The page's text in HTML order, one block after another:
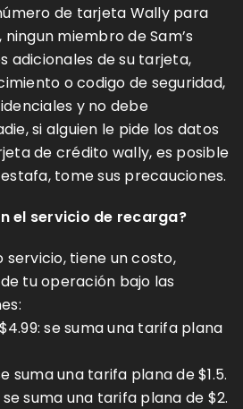
de tarjeta Wally para
miembro de Sam’s
adicionales de su tarjeta,
o codigo de seguridad,
y no debe
si alguien le pide los datos
de crédito wally, es posible
tome sus precauciones.
el servicio de recarga?
servicio, tiene un costo,
tu operación bajo las
se suma una tarifa plana
suma una tarifa plana de $1.5.
se suma una tarifa plana de $2.